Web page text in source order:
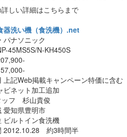
しい詳細はこちらまで
器洗い機（食洗機）.net
パナソニック
45MS5S/N-KH450S
上記Web掲載キャンペーン特価に含む
ビネット加工追加
ッフ 杉山貴俊
愛知県豊明市
ビルトイン食洗機
2012.10.28 約3時間半